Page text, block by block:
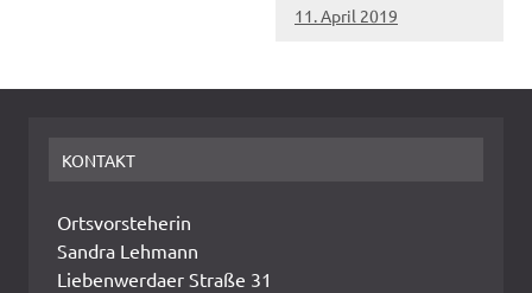
11. April 2019
KONTAKT
Ortsvorsteherin
Sandra Lehmann
Liebenwerdaer Straße 31